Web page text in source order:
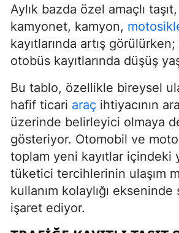
Aylık bazda özel amaçlı
kamyonet, kamyon,
kayıtlarında artış
otobüs kayıtlarında düşüş
Bu tablo, özellikle bireysel
hafif ticari araç ihtiyacının
üzerinde belirleyici olmaya
gösteriyor. Otomobil ve
toplam yeni kayıtlar içindeki
tüketici tercihlerinin ulaşım
kullanım kolaylığı
işaret ediyor.